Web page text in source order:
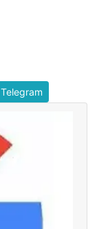
Telegram